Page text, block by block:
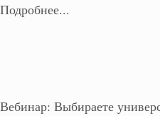
Подробнее...
Вебинар: Выбираете